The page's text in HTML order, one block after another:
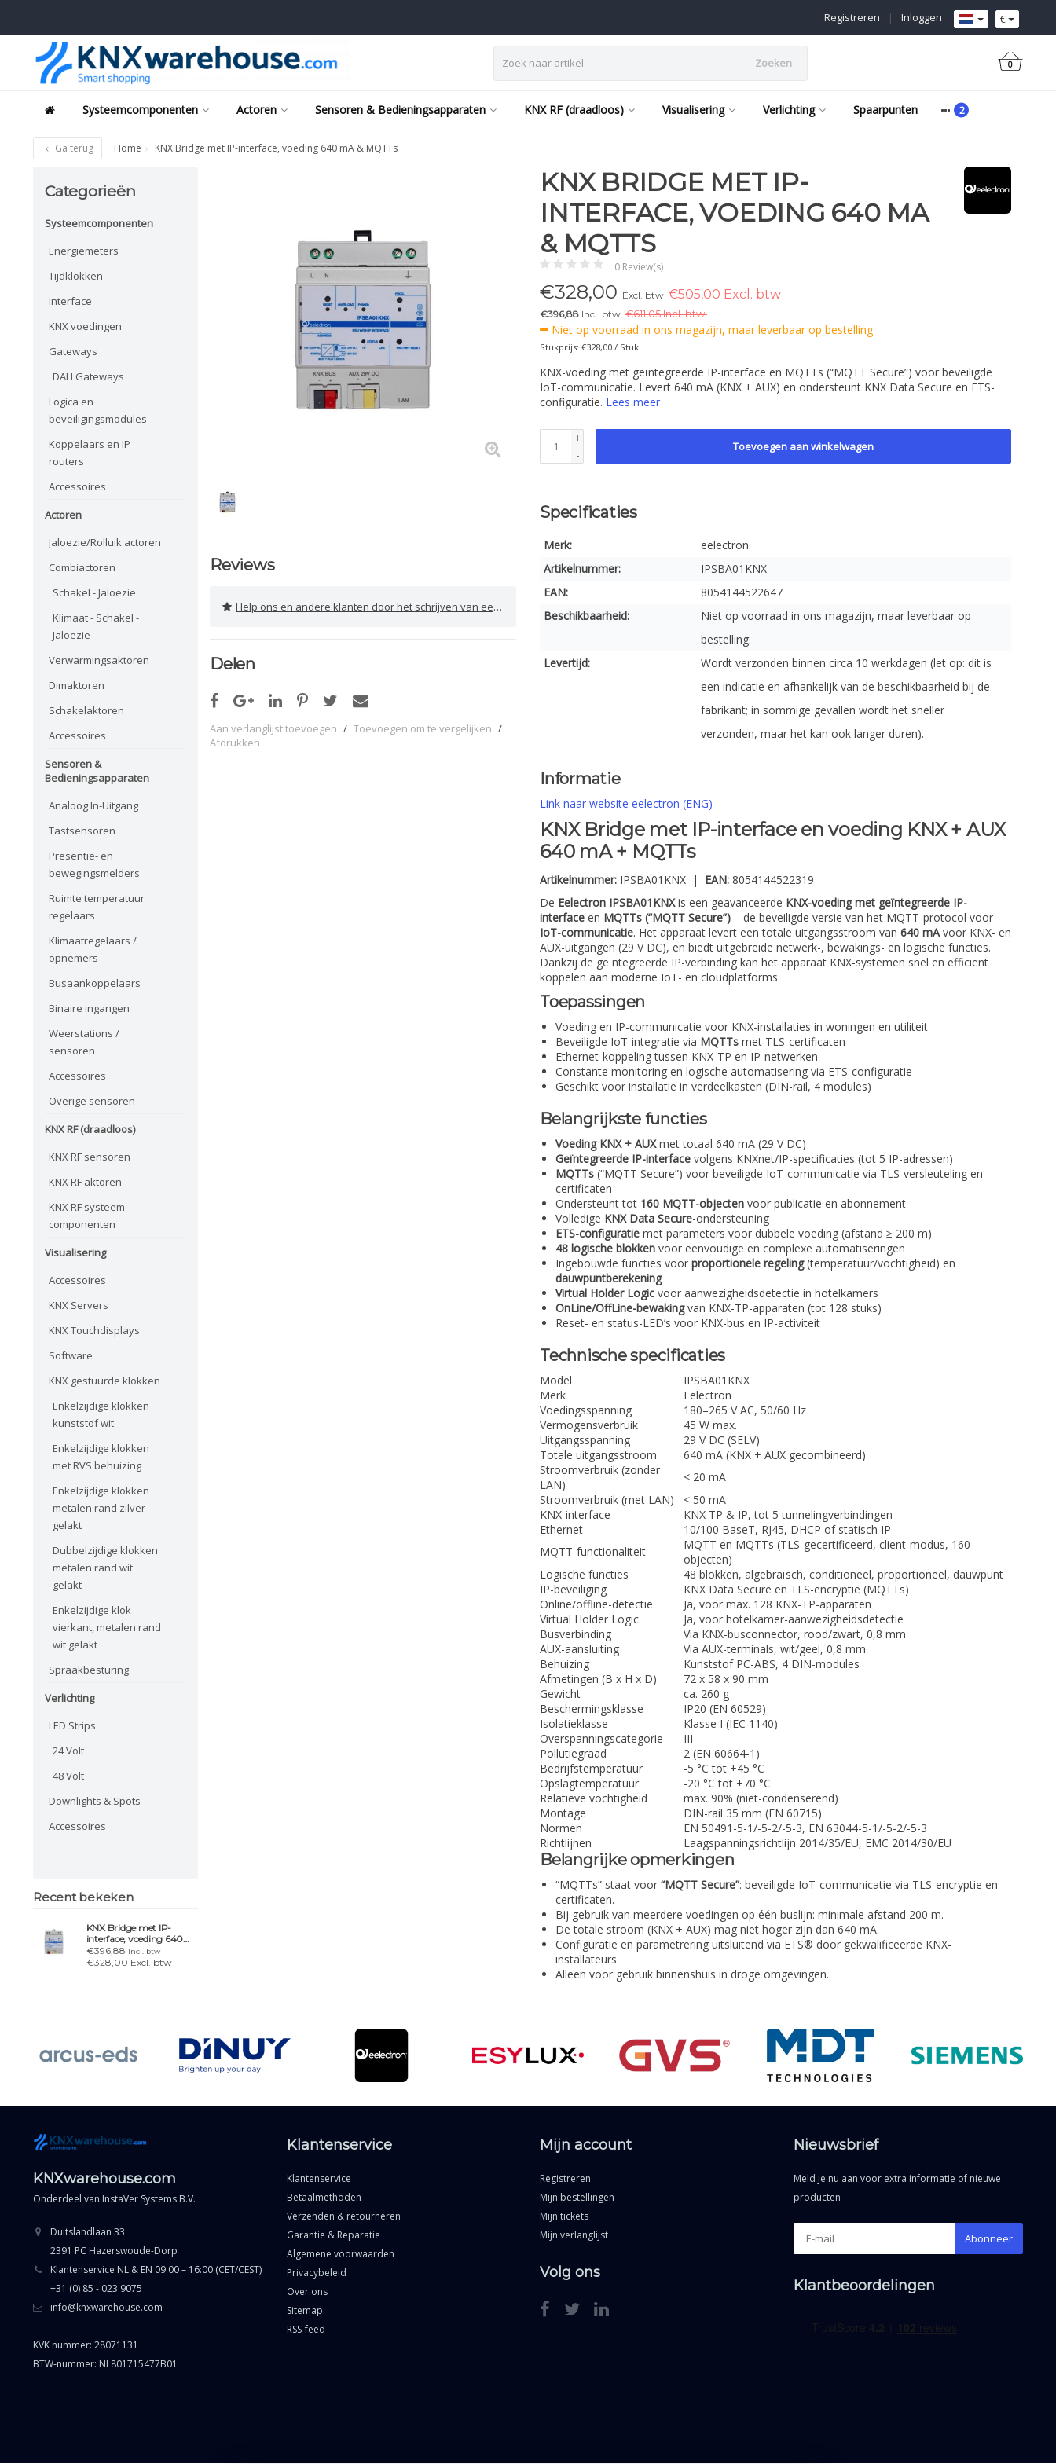
€
Inloggen
|
Registreren
Zoeken 0
Systeemcomponenten Actoren Sensoren & Bedieningsapparaten KNX RF (draadloos) Visualisering Verlichting Spaarpunten
Ga terug Home KNX Bridge met IP-interface, voeding 640 mA & MQTTs
Categorieën
Systeemcomponenten
Energiemeters
Tijdklokken
Interface
KNX voedingen
Gateways
DALI Gateways
Logica en
beveiligingsmodules
Koppelaars en IP
routers
Accessoires
Actoren
Jaloezie/Rolluik actoren
Combiactoren
Schakel - Jaloezie
Klimaat - Schakel -
Jaloezie
Verwarmingsaktoren
Dimaktoren
Schakelaktoren
Accessoires
Sensoren &
Bedieningsapparaten
Analoog In-Uitgang
Tastsensoren
Presentie- en
bewegingsmelders
Ruimte temperatuur
regelaars
Klimaatregelaars /
opnemers
Busaankoppelaars
Binaire ingangen
Weerstations /
sensoren
Accessoires
Overige sensoren
KNX RF (draadloos)
KNX RF sensoren
KNX RF aktoren
KNX RF systeem
componenten
Visualisering
Accessoires
KNX Servers
KNX Touchdisplays
Software
KNX gestuurde klokken
Enkelzijdige klokken
kunststof wit
Enkelzijdige klokken
met RVS behuizing
Enkelzijdige klokken
metalen rand zilver
gelakt
Dubbelzijdige klokken
metalen rand wit
gelakt
Enkelzijdige klok
vierkant, metalen rand
wit gelakt
Spraakbesturing
Verlichting
LED Strips
24 Volt
48 Volt
Downlights & Spots
Accessoires
Recent bekeken
KNX Bridge met IP-
interface, voeding 640
mA & MQTTs
€396,88 Incl. btw
€328,00 Excl. btw
Reviews
Help ons en andere klanten door het schrijven van een review
Delen
Aan verlanglijst toevoegen / Toevoegen om te vergelijken /
Afdrukken
KNX BRIDGE MET IP-
INTERFACE, VOEDING 640 MA
& MQTTS
0 Review(s)
€328,00 Excl. btw €505,00 Excl. btw
€396,88 Incl. btw €611,05 Incl. btw.
Niet op voorraad in ons magazijn, maar leverbaar op bestelling.
Stukprijs: €328,00 / Stuk
KNX-voeding met geïntegreerde IP-interface en MQTTs (“MQTT Secure”) voor beveiligde
IoT-communicatie. Levert 640 mA (KNX + AUX) en ondersteunt KNX Data Secure en ETS-
configuratie. Lees meer
+
-
Toevoegen aan winkelwagen
Specificaties
Merk:
eelectron
Artikelnummer:
IPSBA01KNX
EAN:
8054144522647
Beschikbaarheid:
Niet op voorraad in ons magazijn, maar leverbaar op
bestelling.
Levertijd:
Wordt verzonden binnen circa 10 werkdagen (let op: dit is
een indicatie en afhankelijk van de beschikbaarheid bij de
fabrikant; in sommige gevallen wordt het sneller
verzonden, maar het kan ook langer duren).
Informatie
Link naar website eelectron (ENG)
KNX Bridge met IP-interface en voeding KNX + AUX
640 mA + MQTTs
Artikelnummer: IPSBA01KNX | EAN: 8054144522319
De Eelectron IPSBA01KNXis een geavanceerde KNX-voeding met geïntegreerde IP-
interface en MQTTs (“MQTT Secure”) – de beveiligde versie van het MQTT-protocol voor
IoT-communicatie. Het apparaat levert een totale uitgangsstroom van 640 mAvoor KNX- en
AUX-uitgangen (29 V DC), en biedt uitgebreide netwerk-, bewakings- en logische functies.
Dankzij de geïntegreerde IP-verbinding kan het apparaat KNX-systemen snel en efficiënt
koppelen aan moderne IoT- en cloudplatforms.
Toepassingen
Voeding en IP-communicatie voor KNX-installaties in woningen en utiliteit
Beveiligde IoT-integratie via MQTTs met TLS-certificaten
Ethernet-koppeling tussen KNX-TP en IP-netwerken
Constante monitoring en logische automatisering via ETS-configuratie
Geschikt voor installatie in verdeelkasten (DIN-rail, 4 modules)
Belangrijkste functies
Voeding KNX + AUXmet totaal 640 mA (29 V DC)
Geïntegreerde IP-interface volgens KNXnet/IP-specificaties (tot 5 IP-adressen)
MQTTs (“MQTT Secure”) voor beveiligde IoT-communicatie via TLS-versleuteling en
certificaten
Ondersteunt tot 160 MQTT-objecten voor publicatie en abonnement
Volledige KNX Data Secure-ondersteuning
ETS-configuratie met parameters voor dubbele voeding (afstand ≥ 200 m)
48 logische blokken voor eenvoudige en complexe automatiseringen
Ingebouwde functies voor proportionele regeling(temperatuur/vochtigheid) en
dauwpuntberekening
Virtual Holder Logic voor aanwezigheidsdetectie in hotelkamers
OnLine/OffLine-bewakingvan KNX-TP-apparaten (tot 128 stuks)
Reset- en status-LED’s voor KNX-bus en IP-activiteit
Technische specificaties
Model
IPSBA01KNX
Merk
Eelectron
Voedingsspanning
180–265 V AC, 50/60 Hz
Vermogensverbruik
45 W max.
Uitgangsspanning
29 V DC (SELV)
Totale uitgangsstroom
640 mA (KNX + AUX gecombineerd)
Stroomverbruik (zonder
LAN)
< 20 mA
Stroomverbruik (met LAN)
< 50 mA
KNX-interface
KNX TP & IP, tot 5 tunnelingverbindingen
Ethernet
10/100 BaseT, RJ45, DHCP of statisch IP
MQTT-functionaliteit
MQTT en MQTTs (TLS-gecertificeerd, client-modus, 160
objecten)
Logische functies
48 blokken, algebraïsch, conditioneel, proportioneel, dauwpunt
IP-beveiliging
KNX Data Secure en TLS-encryptie (MQTTs)
Online/offline-detectie
Ja, voor max. 128 KNX-TP-apparaten
Virtual Holder Logic
Ja, voor hotelkamer-aanwezigheidsdetectie
Busverbinding
Via KNX-busconnector, rood/zwart, 0,8 mm
AUX-aansluiting
Via AUX-terminals, wit/geel, 0,8 mm
Behuizing
Kunststof PC-ABS, 4 DIN-modules
Afmetingen (B x H x D)
72 x 58 x 90 mm
Gewicht
ca. 260 g
Beschermingsklasse
IP20 (EN 60529)
Isolatieklasse
Klasse I (IEC 1140)
Overspanningscategorie
III
Pollutiegraad
2 (EN 60664-1)
Bedrijfstemperatuur
-5 °C tot +45 °C
Opslagtemperatuur
-20 °C tot +70 °C
Relatieve vochtigheid
max. 90% (niet-condenserend)
Montage
DIN-rail 35 mm (EN 60715)
Normen
EN 50491-5-1/-5-2/-5-3, EN 63044-5-1/-5-2/-5-3
Richtlijnen
Laagspanningsrichtlijn 2014/35/EU, EMC 2014/30/EU
Belangrijke opmerkingen
“MQTTs” staat voor “MQTT Secure”: beveiligde IoT-communicatie via TLS-encryptie en
certificaten.
Bij gebruik van meerdere voedingen op één buslijn: minimale afstand 200 m.
De totale stroom (KNX + AUX) mag niet hoger zijn dan 640 mA.
Configuratie en parametrering uitsluitend via ETS® door gekwalificeerde KNX-
installateurs.
Alleen voor gebruik binnenshuis in droge omgevingen.
KNXwarehouse.com
Onderdeel van InstaVer Systems B.V.
Duitslandlaan 33
2391 PC Hazerswoude-Dorp
Klantenservice NL & EN 09:00 – 16:00 (CET/CEST)
+31 (0) 85 - 023 9075
info@knxwarehouse.com
KVK nummer: 28071131
BTW-nummer: NL801715477B01
Klantenservice
Klantenservice
Betaalmethoden
Verzenden & retourneren
Garantie & Reparatie
Algemene voorwaarden
Privacybeleid
Over ons
Sitemap
RSS-feed
Mijn account
Registreren
Mijn bestellingen
Mijn tickets
Mijn verlanglijst
Volg ons
Nieuwsbrief
Meld je nu aan voor extra informatie of nieuwe
producten
Abonneer
Klantbeoordelingen